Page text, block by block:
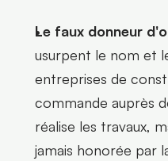
Le faux donneur
usurpent le nom et
entreprises de
commande auprès
réalise les travaux,
jamais honorée par